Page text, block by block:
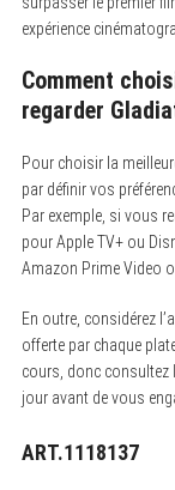
expérience
Comment
regarder
Pour choisir la
par définir vos
Par exemple, si vous
pour Apple TV+ ou
Amazon Prime Video
En outre, considérez
offerte par chaque
cours, donc
jour avant de vous
ART.1118137